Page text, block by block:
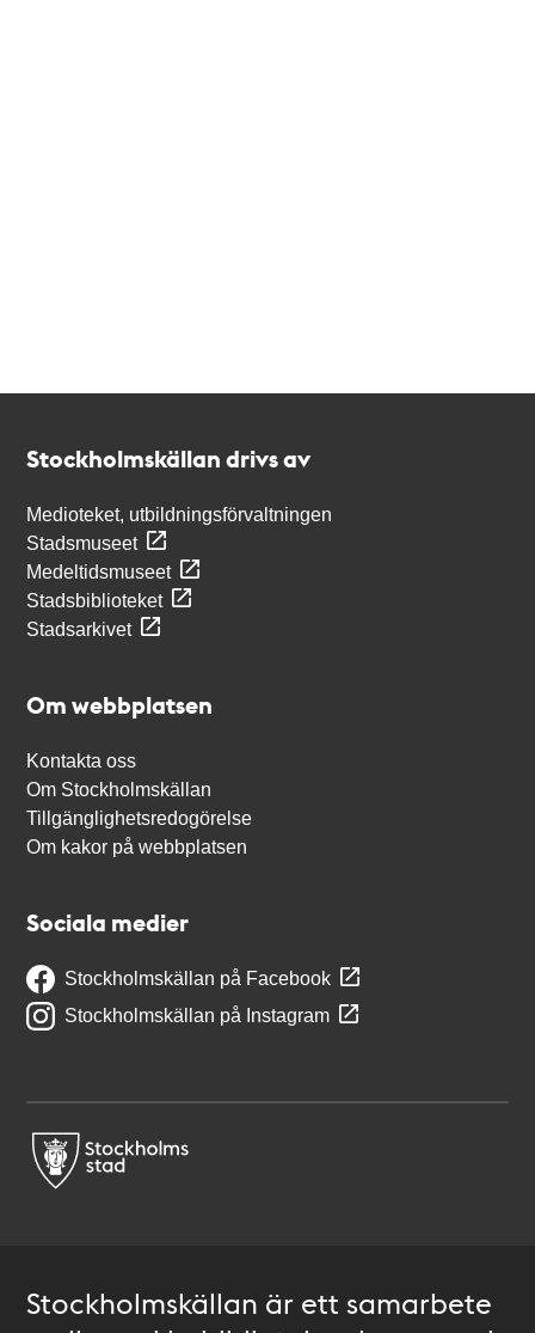
Stockholmskällan drivs av
Medioteket, utbildningsförvaltningen
Stadsmuseet
Medeltidsmuseet
Stadsbiblioteket
Stadsarkivet
Om webbplatsen
Kontakta oss
Om Stockholmskällan
Tillgänglighetsredogörelse
Om kakor på webbplatsen
Sociala medier
Stockholmskällan på Facebook
Stockholmskällan på Instagram
Stockholmskällan är ett samarbete